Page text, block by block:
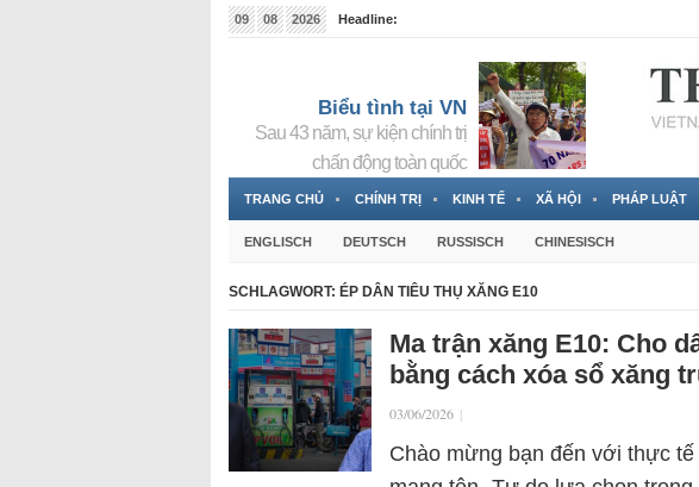
09 08 2026
Headline:
Biểu tình tại VN
Sau 43 năm, sự kiện chính trị
chấn động toàn quốc
TRANG CHỦ CHÍNH TRỊ KINH TẾ XÃ HỘI PHÁP LUẬT
ENGLISCH DEUTSCH RUSSISCH CHINESISCH
SCHLAGWORT: ÉP DÂN TIÊU THỤ XĂNG E10
Ma trận xăng E10: Cho
bằng cách xóa sổ xăng
03/06/2026 |
Chào mừng bạn đến với thực